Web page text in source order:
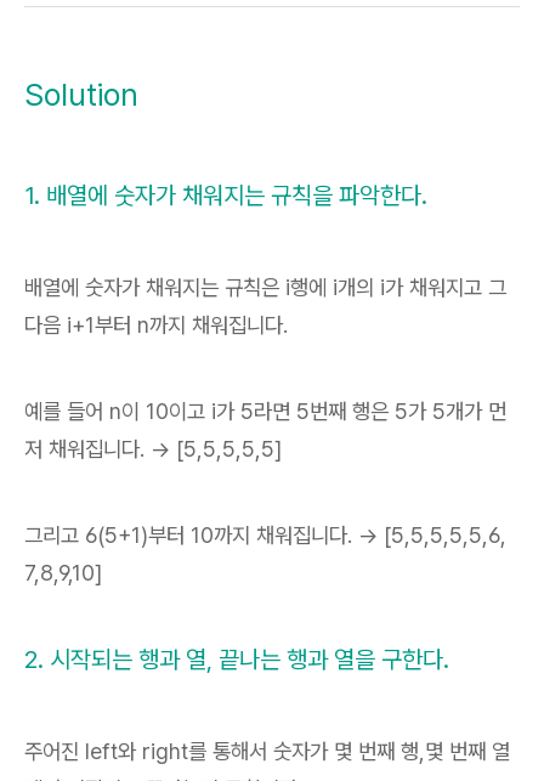
Solution
1. 배열에 숫자가 채워지는 규칙을 파악한다.
배열에 숫자가 채워지는 규칙은 i행에 i개의 i가 채워지고 그
다음 i+1부터 n까지 채워집니다.
예를 들어 n이 10이고 i가 5라면 5번째 행은 5가 5개가 먼
저 채워집니다. -> [5,5,5,5,5]
그리고 6(5+1)부터 10까지 채워집니다. -> [5,5,5,5,5,6,
7,8,9,10]
2. 시작되는 행과 열, 끝나는 행과 열을 구한다.
주어진 left와 right를 통해서 숫자가 몇 번째 행,몇 번째 열